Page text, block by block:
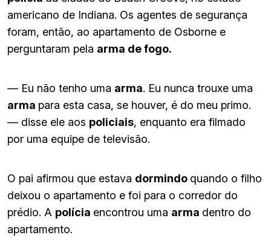
americano de Indiana. Os agentes de segurança
foram, então, ao apartamento de Osborne e
perguntaram pela arma de fogo.
— Eu não tenho uma arma. Eu nunca trouxe uma
arma para esta casa, se houver, é do meu primo.
— disse ele aos policiais, enquanto era filmado
por uma equipe de televisão.
O pai afirmou que estava dormindo quando o filho
deixou o apartamento e foi para o corredor do
prédio. A polícia encontrou uma arma dentro do
apartamento.